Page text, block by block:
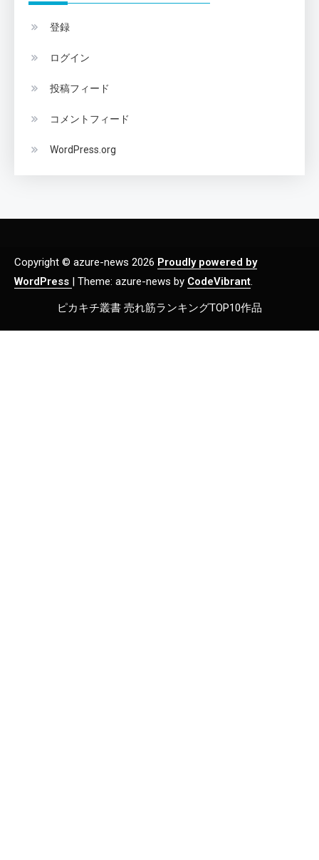
登録
ログイン
投稿フィード
コメントフィード
WordPress.org
Copyright © azure-news 2026 Proudly powered by
WordPress | Theme: azure-news by CodeVibrant.
ピカキチ叢書 売れ筋ランキングTOP10作品